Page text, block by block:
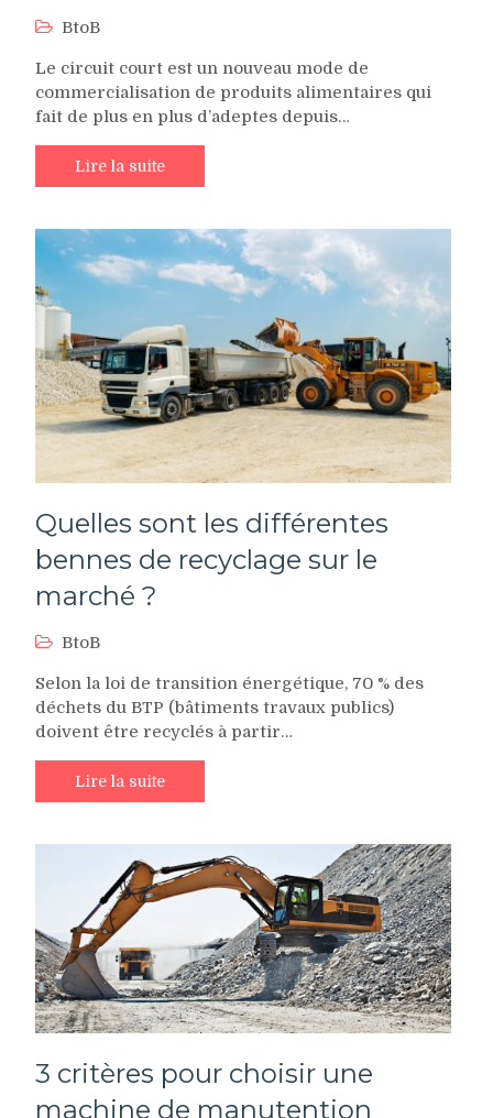
BtoB
Le circuit court est un nouveau mode de
commercialisation de produits alimentaires qui
fait de plus en plus d’adeptes depuis…
Lire la suite
Quelles sont les différentes
bennes de recyclage sur le
marché ?
BtoB
Selon la loi de transition énergétique, 70 % des
déchets du BTP (bâtiments travaux publics)
doivent être recyclés à partir…
Lire la suite
3 critères pour choisir une
machine de manutention